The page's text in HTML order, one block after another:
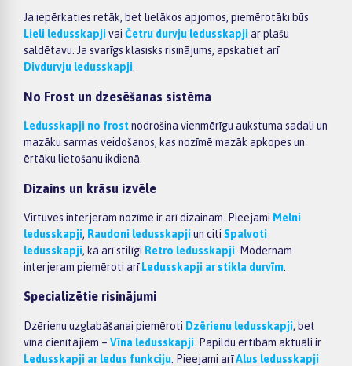
Ja iepērkaties retāk, bet lielākos apjomos, piemērotāki būs
Lieli ledusskapjivai Četru durvju ledusskapjiar plašu
saldētavu. Ja svarīgs klasisks risinājums, apskatiet arī
Divdurvju ledusskapji.
No Frost un dzesēšanas sistēma
Ledusskapji no frostnodrošina vienmērīgu aukstuma sadali un
mazāku sarmas veidošanos, kas nozīmē mazāk apkopes un
ērtāku lietošanu ikdienā.
Dizains un krāsu izvēle
Virtuves interjeram nozīme ir arī dizainam. Pieejami Melni
ledusskapji, Raudoni ledusskapjiun citi Spalvoti
ledusskapji, kā arī stilīgi Retro ledusskapji . Modernam
interjeram piemēroti arīLedusskapji ar stikla durvīm
Specializētie risinājumi
Dzērienu uzglabāšanai piemēroti Dzērienu ledusskapji, bet
vīna cienītājiem – Vīna ledusskapji . Papildu ērtībām aktuāli ir
Ledusskapji ar ledus funkciju . Pieejami arīAlus ledusskapji